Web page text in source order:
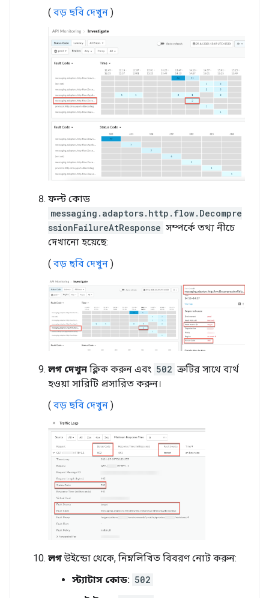
( বড় ছবি দেখুন )
ফল্ট কোড
messaging.adaptors.http.flow.Decompre
ssionFailureAtResponse সম্পর্কে তথ্য নীচে
দেখানো হয়েছে:
( বড় ছবি দেখুন )
লগ দেখুন ক্লিক করুন এবং 502 ত্রুটির সাথে ব্যর্থ
হওয়া সারিটি প্রসারিত করুন।
( বড় ছবি দেখুন )
লগউইন্ডো থেকে, নিম্নলিখিত বিবরণ নোট করুন:
স্ট্যাটাস কোড: 502